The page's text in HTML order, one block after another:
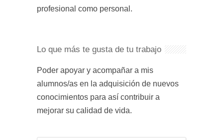
profesional como personal.
Lo que más te gusta de tu trabajo
Poder apoyar y acompañar a mis
alumnos/as en la adquisición de nuevos
conocimientos para así contribuir a
mejorar su calidad de vida.